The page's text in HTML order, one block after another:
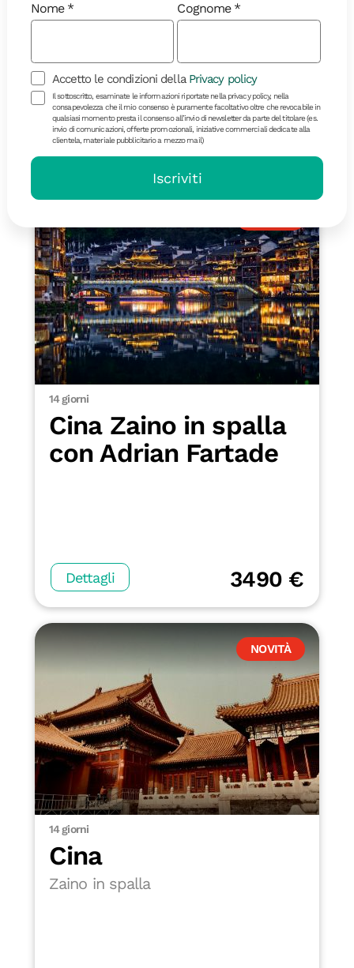
Dettagli
14 giorni
Cina Zaino in spalla
con Adrian Fartade
Dettagli 3490 €
NOVITÀ
14 giorni
Cina
Zaino in spalla
Nome Cognome
Accetto le condizioni della Privacy policy
Il sottoscritto, esaminate le informazioni riportate nella privacy policy, nella
consapevolezza che il mio consenso è puramente facoltativo oltre che revocabile in
qualsiasi momento presta il consenso all’invio di newsletter da parte del titolare (es.
invio di comunicazioni, offerte promozionali, iniziative commerciali dedicate alla
clientela, materiale pubblicitario a mezzo mail)
Iscriviti